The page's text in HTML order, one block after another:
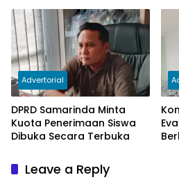
Advertorial
DPRD Samarinda Minta
Kuota Penerimaan Siswa
Dibuka Secara Terbuka
Leave a Reply